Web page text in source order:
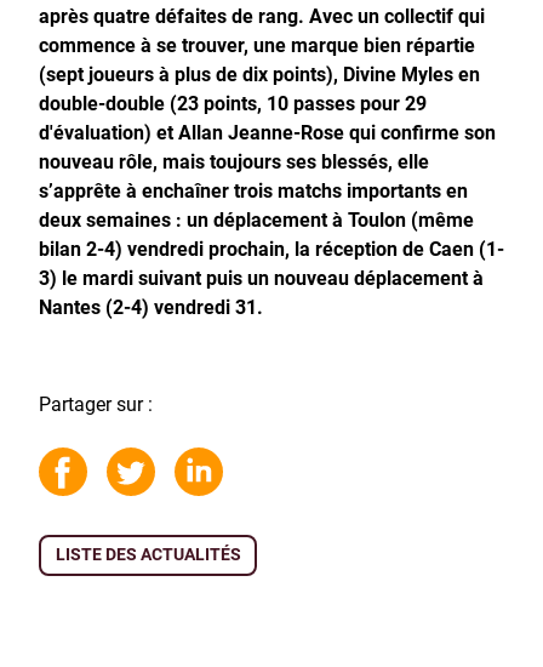
après quatre défaites de rang. Avec un collectif qui
commence à se trouver, une marque bien répartie
(sept joueurs à plus de dix points), Divine Myles en
double-double (23 points, 10 passes pour 29
d'évaluation) et Allan Jeanne-Rose qui confirme son
nouveau rôle, mais toujours ses blessés, elle
s’apprête à enchaîner trois matchs importants en
deux semaines : un déplacement à Toulon (même
bilan 2-4) vendredi prochain, la réception de Caen (1-
3) le mardi suivant puis un nouveau déplacement à
Nantes (2-4) vendredi 31.
Partager sur :
LISTE DES ACTUALITÉS